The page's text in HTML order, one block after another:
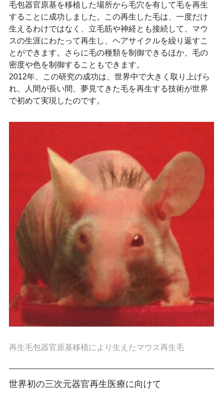
毛包器官原基を移植した場所から毛穴を有して毛を再生
することに成功しました。この再生した毛は、一度だけ
生えるわけではなく、立毛筋や神経とも接続して、マウ
スの生涯にわたって再生し、ヘアサイクルを繰り返すこ
とができます。さらに毛の種類を制御できるほか、毛の
密度や色を制御することもできます。
2012年、この研究の成功は、世界中で大きく取り上げら
れ、人間が長い間、夢見てきた毛を再生する技術が世界
で初めて実現したのです。
再生毛包器官原基移植により生えたマウス再生毛
世界初の三次元器官再生医療に向けて